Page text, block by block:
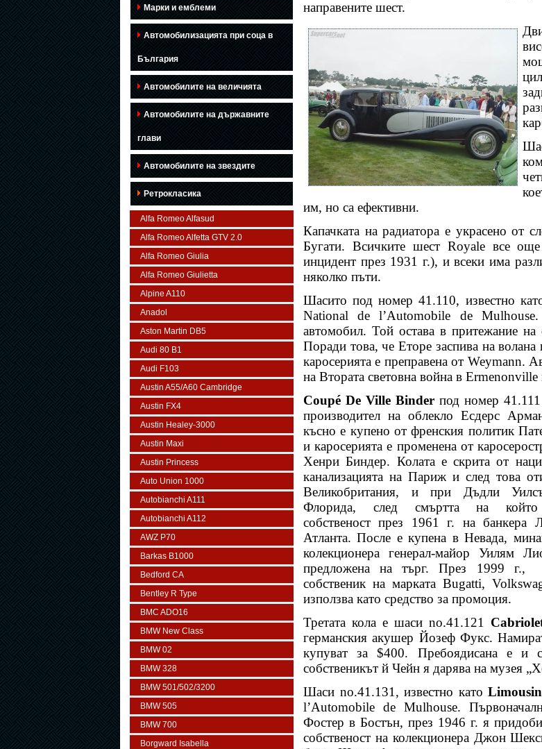
Марки и емблеми
Автомобилизацията при соца в
България
Автомобилите на величията
Автомобилите на държавните
глави
Автомобилите на звездите
Ретрокласика
Alfa Romeo Alfasud
Alfa Romeo Alfetta GTV 2.0
Alfa Romeo Giulia
Alfa Romeo Giulietta
Alpine A110
Anadol
Aston Martin DB5
Audi 80 B1
Audi F103
Austin A55/A60 Cambridge
Austin FX4
Austin Healey-3000
Austin Maxi
Austin Princess
Auto Union 1000
Autobianchi A111
Autobianchi A112
AWZ P70
Barkas B1000
Bedford CA
Bentley R Type
BMC ADO16
BMW New Class
BMW 02
BMW 328
BMW 501/502/3200
BMW 505
BMW 700
Borgward Isabella
направените шест.
им, но са ефективни.
Капачката на радиатора е украсено от
Бугати. Всичките шест Royale все
инцидент през 1931 г.), и всеки има
няколко пъти.
Шасито под номер 41.110, известно
National de l’Automobile de
автомобил. Той остава в притежание на
Поради това, че Еторе заспива на
каросерията е преправена от Weymann.
на Втората световна война в
Coupé De Ville Binder под номер
производител на облекло Есдерс
късно е купено от френския политик
и каросерията е променена от
Хенри Биндер. Колата е скрита от
канализацията на Париж и след това
Великобритания, и при Дъдли
Флорида, след смъртта на който
собственост през 1961 г. на банкера
Атланта. После е купена в Невада,
колекционера генерал-майор Уилям
предложена на търг. През 1999 г.,
собственик на марката Bugatti,
използва като средство за промоция.
Третата кола е шаси no.41.121
германския акушер Йозеф Фукс.
купуват за$400. Пребоядисана е и
собственикът й Чейн я дарява на музея
Шаси no.41.131, известно като
l’Automobile de Mulhouse.
Фостер в Бостън, през 1946 г. я
собственост на колекционера Джон